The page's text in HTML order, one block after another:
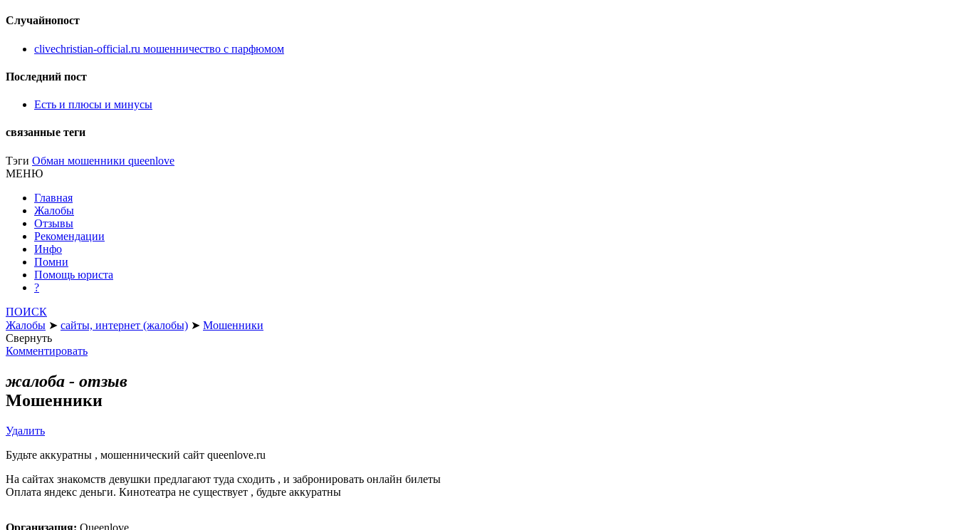
Случайнопост
clivechristian-official.ru мошенничество с парфюмом
Последний пост
Есть и плюсы и минусы
связанные теги
Тэги Обман мошенники queenlove
МЕНЮ
Главная
Жалобы
Отзывы
Рекомендации
Инфо
Помни
Помощь юриста
?
ПОИСК
Жалобы ➤ сайты, интернет (жалобы) ➤ Мошенники
Свернуть
Комментировать
жалоба - отзыв
Мошенники
Удалить
Будьте аккуратны , мошеннический сайт queenlove.ru
На сайтах знакомств девушки предлагают туда сходить , и забронировать онлайн билеты
Оплата яндекс деньги. Кинотеатра не существует , будьте аккуратны
Организация: Queenlove